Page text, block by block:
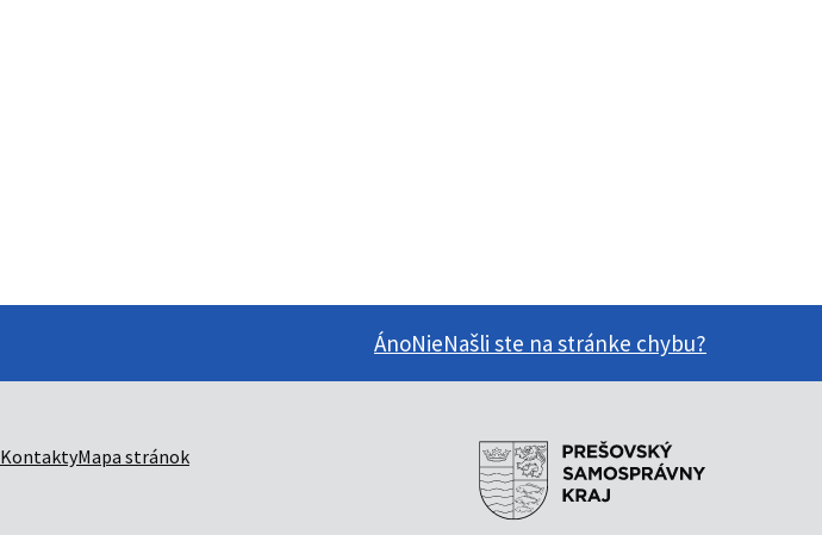
ÁnoNieNašli ste na stránke chybu?
KontaktyMapa stránok